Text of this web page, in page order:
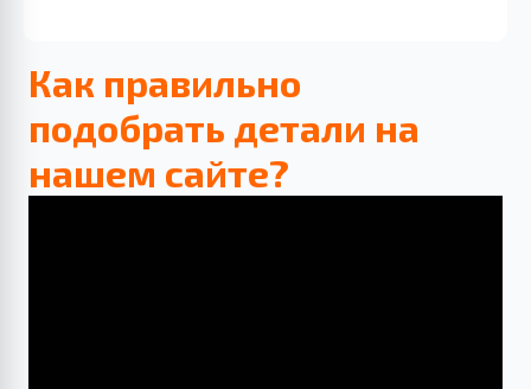
Как правильно
подобрать детали на
нашем сайте?